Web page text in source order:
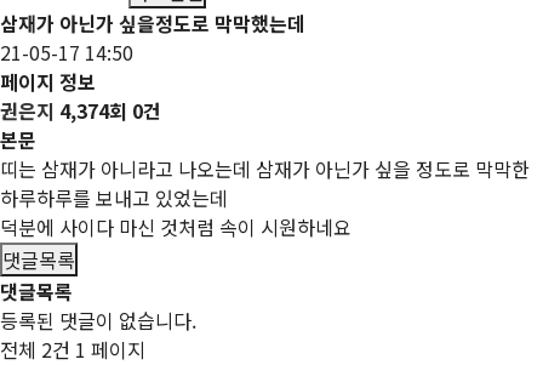
삼재가 아닌가 싶을정도로 막막했는데
21-05-17 14:50
페이지 정보
권은지 4,374회 0건
본문
띠는 삼재가 아니라고 나오는데 삼재가 아닌가 싶을 정도로 막막한
하루하루를 보내고 있었는데
덕분에 사이다 마신 것처럼 속이 시원하네요
댓글목록
댓글목록
등록된 댓글이 없습니다.
전체 2건 1 페이지